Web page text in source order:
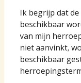
Ik begrijp dat
beschikbaar
van mijn
niet aanvinkt,
beschikbaar